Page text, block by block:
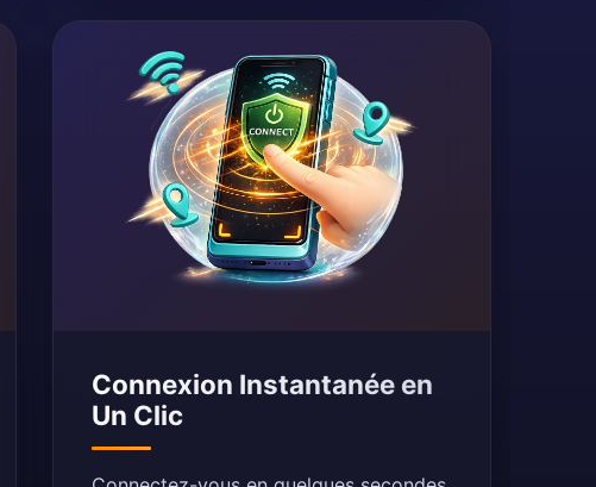
Connexion Instantanée en
Un Clic